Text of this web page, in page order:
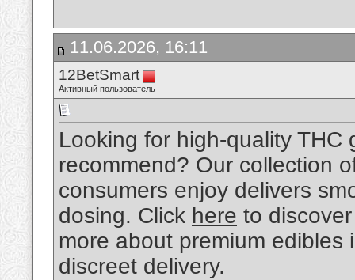
11.06.2026, 16:11
12BetSmart
Активный пользователь
Looking for high-quality
recommend? Our collection
consumers enjoy delivers
dosing. Click here to
more about premium
discreet delivery.